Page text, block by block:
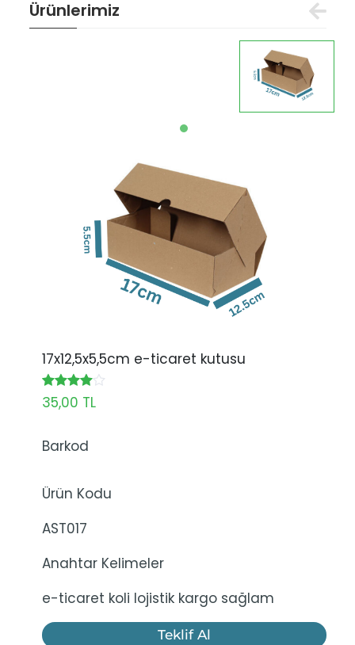
Ürünlerimiz
17x12,5x5,5cm e-ticaret kutusu
35,00 TL
Barkod
Ürün Kodu
AST017
Anahtar Kelimeler
e-ticaret koli lojistik kargo sağlam
Teklif Al